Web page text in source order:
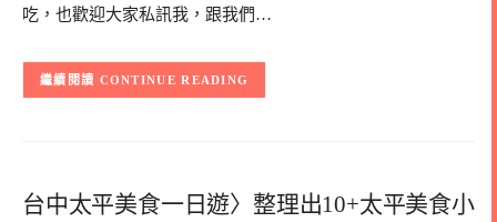
吃，也歡迎大家私訊我，跟我們…
CONTINUE READING
台中太平美食一日遊〉整理出10+太平美食小